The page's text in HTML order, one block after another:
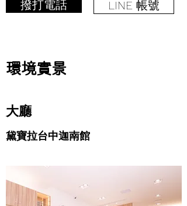
撥打電話
LINE 帳號
環境實景
大廳
黛寶拉台中迦南館